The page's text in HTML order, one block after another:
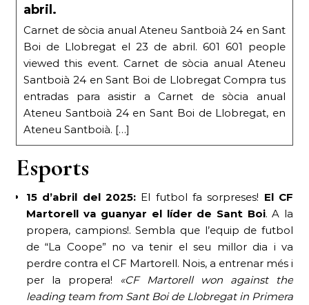
abril.
Carnet de sòcia anual Ateneu Santboià 24 en Sant
Boi de Llobregat el 23 de abril. 601 601 people
viewed this event. Carnet de sòcia anual Ateneu
Santboià 24 en Sant Boi de Llobregat Compra tus
entradas para asistir a Carnet de sòcia anual
Ateneu Santboià 24 en Sant Boi de Llobregat, en
Ateneu Santboià. […]
Esports
15 d’abril del 2025: El futbol fa sorpreses! El CF
Martorell va guanyar el líder de Sant Boi. A la
propera, campions!. Sembla que l’equip de futbol
de “La Coope” no va tenir el seu millor dia i va
perdre contra el CF Martorell. Nois, a entrenar més i
per la propera! «CF Martorell won against the
leading team from Sant Boi de Llobregat in Primera